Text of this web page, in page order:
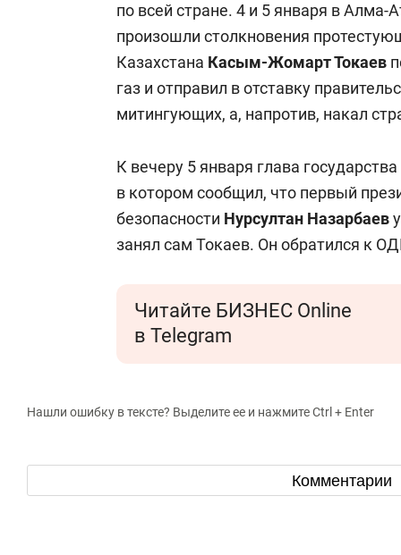
по всей стране. 4 и 5 января в Алма-
произошли столкновения
Казахстана Касым-Жомарт Токаев
газ и отправил в отставку
митингующих, а, напротив, накал
К вечеру 5 января глава
в котором сообщил, что первый
безопасности Нурсултан Назарбаев
занял сам Токаев. Он обратился к
Читайте БИЗНЕС Online
в Telegram
Нашли ошибку в тексте? Выделите ее и нажмите Ctrl + Enter
Комментарии